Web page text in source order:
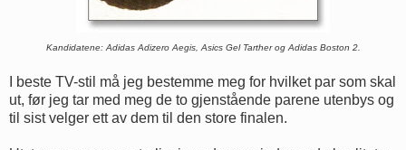
Kandidatene: Adidas Adizero Aegis, Asics Gel Tarther og Adidas Boston 2.
I beste TV-stil må jeg bestemme meg for hvilket par som skal
ut, før jeg tar med meg de to gjenstående parene utenbys og
til sist velger ett av dem til den store finalen.